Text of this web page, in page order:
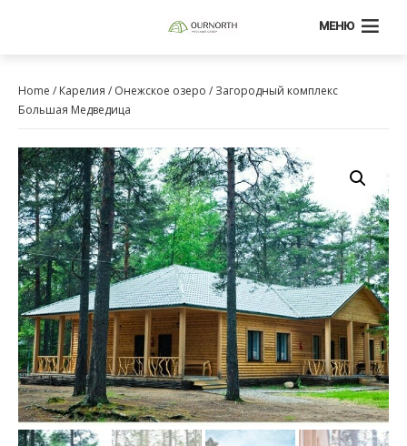
МЕНЮ
Home / Карелия / Онежское озеро / Загородный комплекс
Большая Медведица